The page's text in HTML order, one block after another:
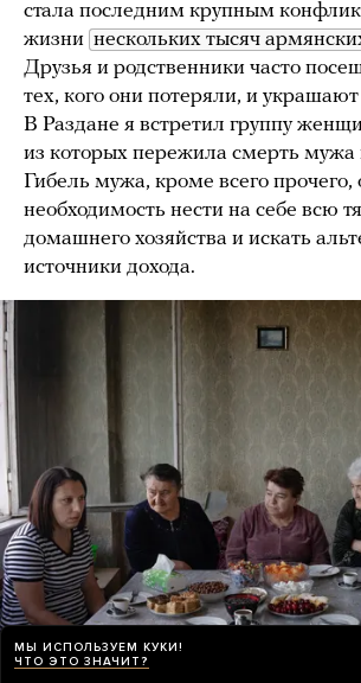
стала последним крупным
жизни нескольких тысяч
Друзья и родственники часто
тех, кого они потеряли, и
В Раздане я встретил группу
из которых пережила смерть мужа
Гибель мужа, кроме всего прочего,
необходимость нести на себе всю
домашнего хозяйства и искать
источники дохода.
Раздан. Беженка Каринэ за столом с
МЫ ИСПОЛЬЗУЕМ КУКИ!
ЧТО ЭТО ЗНАЧИТ?